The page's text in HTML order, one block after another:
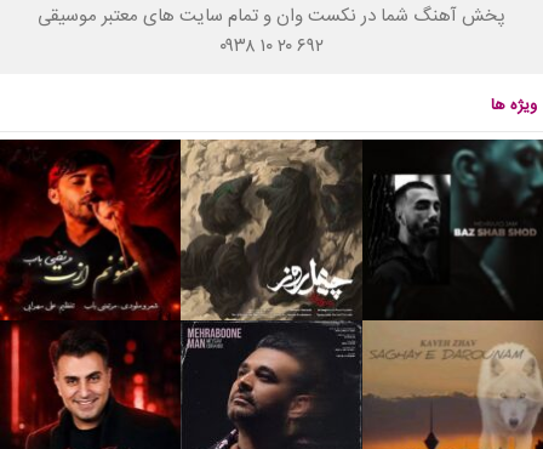
پخش آهنگ شما در نکست وان و تمام سایت های معتبر موسیقی
۰۹۳۸ ۱۰ ۲۰ ۶۹۲
ویژه ها